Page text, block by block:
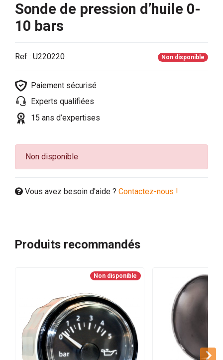
Sonde de pression d’huile 0-
10 bars
Ref : U220220 Non disponible
Paiement sécurisé
Experts qualifiées
15 ans d’expertises
Non disponible
Vous avez besoin d'aide ? Contactez-nous !
Produits recommandés
Non disponible